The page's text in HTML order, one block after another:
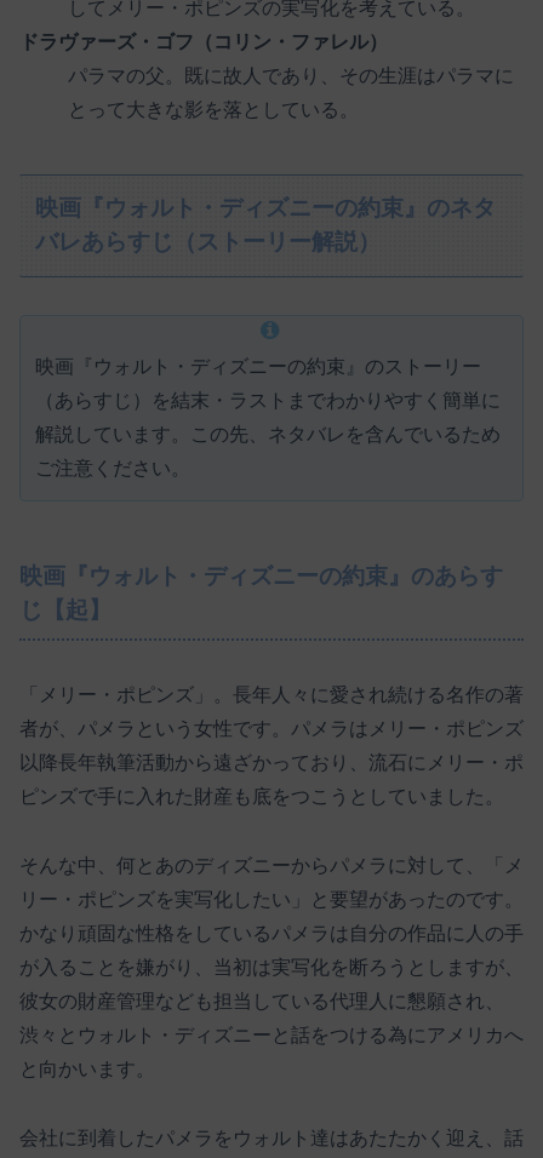
してメリー・ポピンズの実写化を考えている。
ドラヴァーズ・ゴフ（コリン・ファレル）
パラマの父。既に故人であり、その生涯はパラマに
とって大きな影を落としている。
映画『ウォルト・ディズニーの約束』のネタ
バレあらすじ（ストーリー解説）
映画『ウォルト・ディズニーの約束』のストーリー
（あらすじ）を結末・ラストまでわかりやすく簡単に
解説しています。この先、ネタバレを含んでいるため
ご注意ください。
映画『ウォルト・ディズニーの約束』のあらす
じ【起】
「メリー・ポピンズ」。長年人々に愛され続ける名作の著
者が、パメラという女性です。パメラはメリー・ポピンズ
以降長年執筆活動から遠ざかっており、流石にメリー・ポ
ピンズで手に入れた財産も底をつこうとしていました。
そんな中、何とあのディズニーからパメラに対して、「メ
リー・ポピンズを実写化したい」と要望があったのです。
かなり頑固な性格をしているパメラは自分の作品に人の手
が入ることを嫌がり、当初は実写化を断ろうとしますが、
彼女の財産管理なども担当している代理人に懇願され、
渋々とウォルト・ディズニーと話をつける為にアメリカへ
と向かいます。
会社に到着したパメラをウォルト達はあたたかく迎え、話